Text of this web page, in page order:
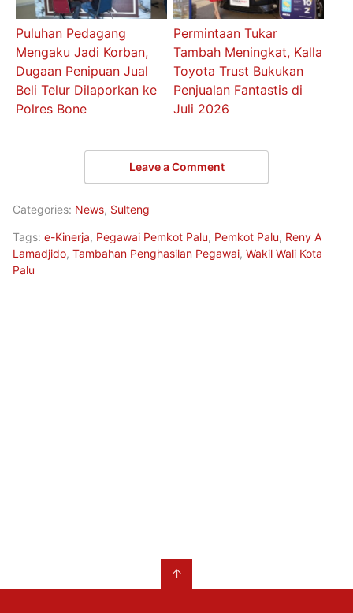
Puluhan Pedagang
Mengaku Jadi Korban,
Dugaan Penipuan Jual
Beli Telur Dilaporkan ke
Polres Bone
Permintaan Tukar
Tambah Meningkat, Kalla
Toyota Trust Bukukan
Penjualan Fantastis di
Juli 2026
Leave a Comment
Categories: News, Sulteng
Tags: e-Kinerja, Pegawai Pemkot Palu, Pemkot Palu, Reny A
Lamadjido, Tambahan Penghasilan Pegawai, Wakil Wali Kota
Palu
↑